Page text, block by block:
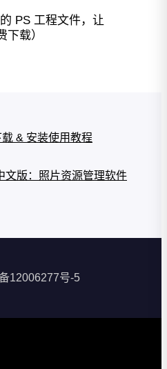
PS 工程文件，让
载）
& 安装使用教程
文版：照片资源管理软件
12006277号-5